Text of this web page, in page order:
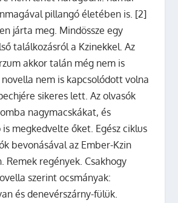
pillangó életében is. [2]
járta meg. Mindössze egy
találkozásról a Kzinekkel. Az
akkor talán még nem is
nem is kapcsolódott volna
sikeres lett. Az olvasók
nagymacskákat, és
megkedvelte őket. Egész ciklus
bevonásával az Ember-Kzin
Remek regények. Csakhogy
szerint ocsmányak:
és denevérszárny-fülük.